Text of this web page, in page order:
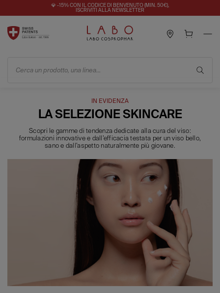
💎 -15% CON IL CODICE DI BENVENUTO (MIN. 50€),
ISCRIVITI ALLA NEWSLETTER
Cerca un prodotto, una linea...
IN EVIDENZA
LA SELEZIONE SKINCARE
Scopri le gamme di tendenza dedicate alla cura del viso:
formulazioni innovative e dall’efficacia testata per un viso bello,
sano e dall’aspetto naturalmente più giovane.